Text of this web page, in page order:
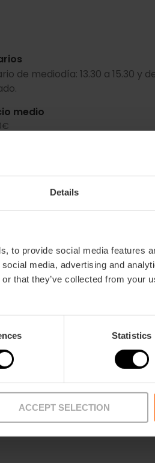
Details
to provide social media features
media, advertising and
that they’ve collected from your
Statistics
ACCEPT SELECTION
de mediodía: 13.30 a 15.30 y
medio
19,35,40